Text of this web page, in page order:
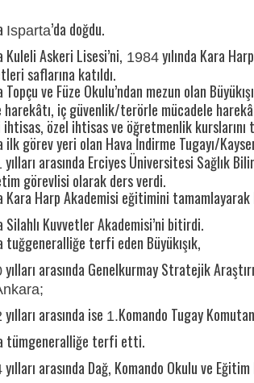
Isparta’da doğdu.
Kuleli Askeri Lisesi’ni, 1984 yılında Kara
saflarına katıldı.
Topçu ve Füze Okulu’ndan mezun olan
harekâtı, iç güvenlik/terörle mücadele
özel ihtisas ve öğretmenlik kurslarını
ilk görev yeri olan Hava İndirme Tugayı/
yılları arasında Erciyes Üniversitesi Sağlık
görevlisi olarak ders verdi.
Kara Harp Akademisi eğitimini
Silahlı Kuvvetler Akademisi’ni bitirdi.
tuğgeneralliğe terfi eden Büyükışık,
yılları arasında Genelkurmay Stratejik
yılları arasında ise 1.Komando Tugay
tümgeneralliğe terfi etti.
yılları arasında Dağ, Komando Okulu ve